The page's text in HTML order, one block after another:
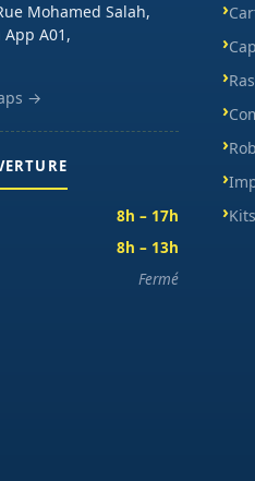
Mohamed Salah,
A01,
→
8h – 17h
8h – 13h
Fermé